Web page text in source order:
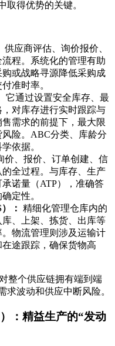
取得优势的关键。
应商评估、询价报价、
程。系统化的管理有助
或战略寻源降低采购成
准时率。
它通过设置安全库存、最
对库存进行实时跟踪与
需求的前提下，最大限
险。ABC分类、库龄分
依据。
价、报价、订单创建、信
全过程。与库存、生产
诺量（ATP），准确答
定性。
： 精细化管理仓库内的
、上架、拣货、出库等
物流管理则涉及运输计
途跟踪，确保货物高
整个供应链拥有端到端
求波动和供应中断风险。
：精益生产的“发动